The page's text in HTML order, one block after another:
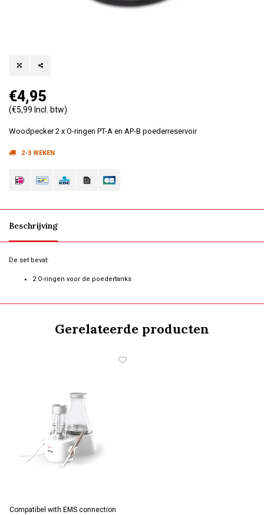
€4,95
(€5,99 Incl. btw)
Woodpecker 2 x ​​O-ringen PT-A en AP-B poederreservoir
2-3 WEKEN
Beschrijving
De set bevat:
2 O-ringen voor de poedertanks
Gerelateerde producten
Compatibel with EMS connection